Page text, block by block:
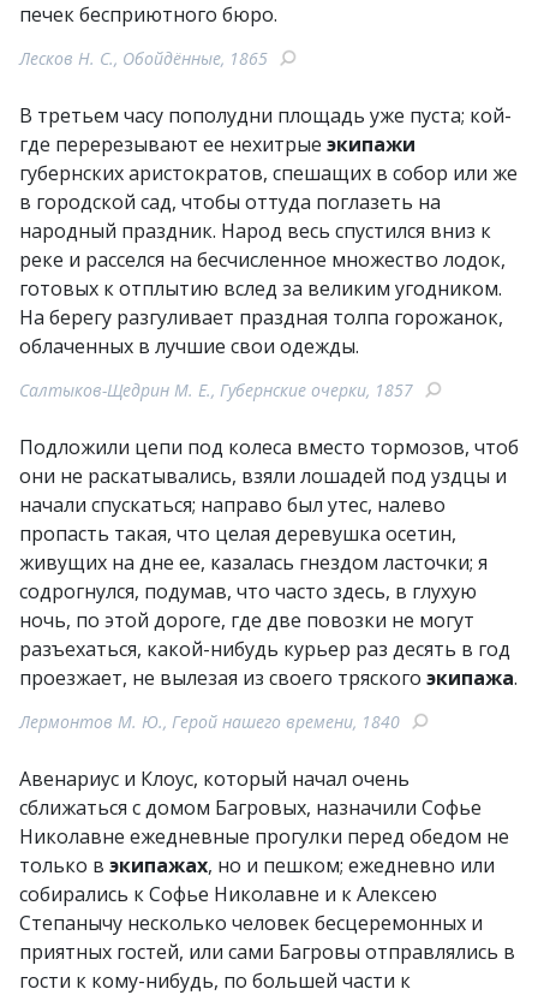
печек бесприютного бюро.
Лесков Н. С., Обойдённые, 1865
В третьем часу пополудни площадь уже пуста; кой-
где перерезывают ее нехитрые экипажи
губернских аристократов, спешащих в собор или же
в городской сад, чтобы оттуда поглазеть на
народный праздник. Народ весь спустился вниз к
реке и расселся на бесчисленное множество лодок,
готовых к отплытию вслед за великим угодником.
На берегу разгуливает праздная толпа горожанок,
облаченных в лучшие свои одежды.
Салтыков-Щедрин М. Е., Губернские очерки, 1857
Подложили цепи под колеса вместо тормозов, чтоб
они не раскатывались, взяли лошадей под уздцы и
начали спускаться; направо был утес, налево
пропасть такая, что целая деревушка осетин,
живущих на дне ее, казалась гнездом ласточки; я
содрогнулся, подумав, что часто здесь, в глухую
ночь, по этой дороге, где две повозки не могут
разъехаться, какой-нибудь курьер раз десять в год
проезжает, не вылезая из своего тряского экипажа.
Лермонтов М. Ю., Герой нашего времени, 1840
Авенариус и Клоус, который начал очень
сближаться с домом Багровых, назначили Софье
Николавне ежедневные прогулки перед обедом не
только в экипажах, но и пешком; ежедневно или
собирались к Софье Николавне и к Алексею
Степанычу несколько человек бесцеремонных и
приятных гостей, или сами Багровы отправлялись в
гости к кому-нибудь, по большей части к